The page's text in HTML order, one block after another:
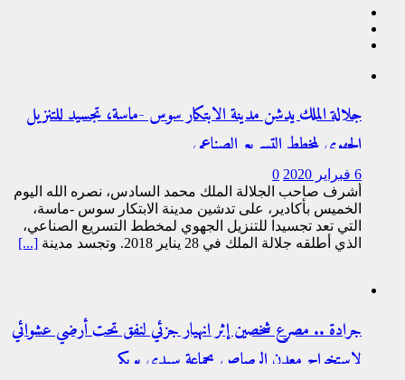
جلالة الملك يدشن مدينة الابتكار سوس -ماسة، تجسيد للتنزيل
الجهوي لمخطط التسريع الصناعي
6 فبراير 2020
0
أشرف صاحب الجلالة الملك محمد السادس، نصره الله اليوم
الخميس بأكادير، على تدشين مدينة الابتكار سوس -ماسة،
التي تعد تجسيدا للتنزيل الجهوي لمخطط التسريع الصناعي،
الذي أطلقه جلالة الملك في 28 يناير 2018. وتجسد مدينة
[...]
جرادة .. مصرع شخصين إثر انهيار جزئي لنفق تحت أرضي عشوائي
لاستخراج معدن الرصاص بجماعة سيدي بوبكر